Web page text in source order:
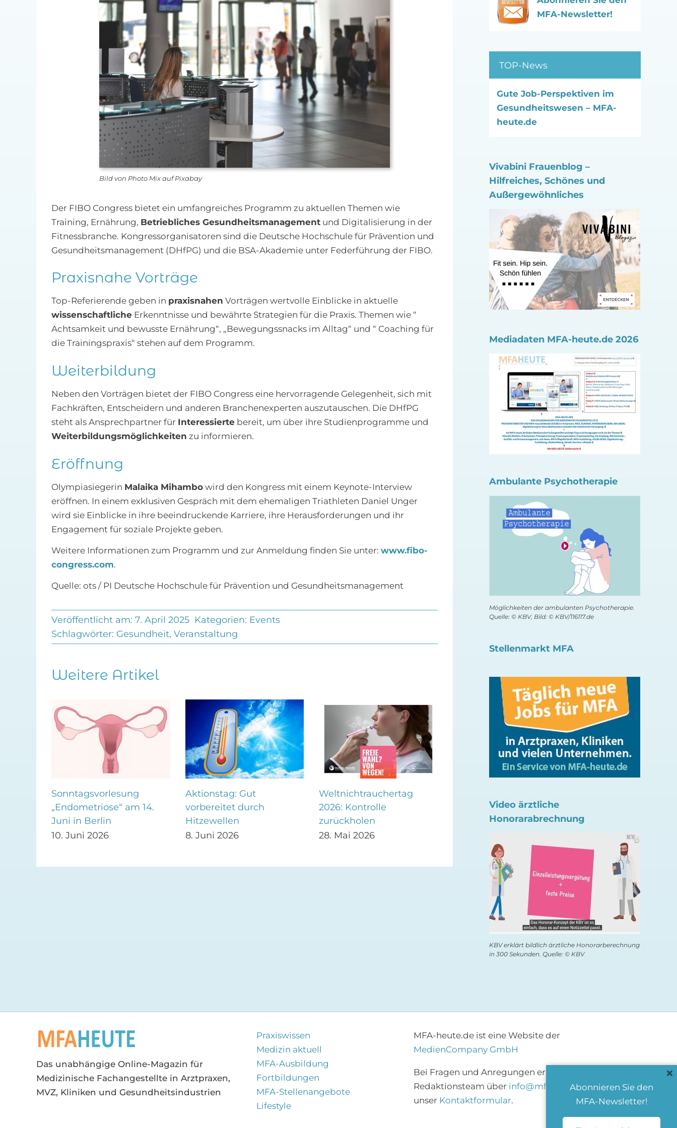
Bild von Photo Mix auf Pixabay
Der FIBO Congress bietet ein umfangreiches Programm zu aktuellen Themen wie
Training, Ernährung, Betriebliches Gesundheitsmanagementund Digitalisierung in der
Fitnessbranche. Kongressorganisatoren sind die Deutsche Hochschule für Prävention und
Gesundheitsmanagement (DHfPG) und die BSA-Akademie unter Federführung der FIBO.
Praxisnahe Vorträge
Top-Referierende geben in praxisnahen Vorträgen wertvolle Einblicke in aktuelle
wissenschaftlicheErkenntnisse und bewährte Strategien für die Praxis. Themen wie “
Achtsamkeit und bewusste Ernährung“, „Bewegungssnacks im Alltag“ und “ Coaching für
die Trainingspraxis“ stehen auf dem Programm.
Weiterbildung
Neben den Vorträgen bietet der FIBO Congress eine hervorragende Gelegenheit, sich mit
Fachkräften, Entscheidern und anderen Branchenexperten auszutauschen. Die DHfPG
steht als Ansprechpartner für Interessiertebereit, um über ihre Studienprogramme und
Weiterbildungsmöglichkeiten zu informieren.
Eröffnung
Olympiasiegerin Malaika Mihambowird den Kongress mit einem Keynote-Interview
eröffnen. In einem exklusiven Gespräch mit dem ehemaligen Triathleten Daniel Unger
wird sie Einblicke in ihre beeindruckende Karriere, ihre Herausforderungen und ihr
Engagement für soziale Projekte geben.
Weitere Informationen zum Programm und zur Anmeldung finden Sie unter: www.fibo-
congress.com.
Quelle: ots / PI Deutsche Hochschule für Prävention und Gesundheitsmanagement
Veröffentlicht am: 7. April 2025 Kategorien: Events
Schlagwörter: Gesundheit, Veranstaltung
Weitere Artikel
Sonntagsvorlesung
„Endometriose“ am 14.
Juni in Berlin
10. Juni 2026
Aktionstag: Gut
vorbereitet durch
Hitzewellen
8. Juni 2026
Weltnichtrauchertag
2026: Kontrolle
zurückholen
28. Mai 2026
zum Weltzuhörtag
16. Juli 2026
MFA-Newsletter!
TOP-News
Gute Job-Perspektiven im
Gesundheitswesen – MFA-
heute.de
Vivabini Frauenblog –
Hilfreiches, Schönes und
Außergewöhnliches
Mediadaten MFA-heute.de 2026
Ambulante Psychotherapie
Möglichkeiten der ambulanten Psychotherapie.
Quelle: © KBV, Bild: © KBV/116117.de
Stellenmarkt MFA
Video ärztliche
Honorarabrechnung
KBV erklärt bildlich ärztliche Honorarberechnung
in 300 Sekunden. Quelle: © KBV
Das unabhängige Online-Magazin für
Medizinische Fachangestellte in Arztpraxen,
MVZ, Kliniken und Gesundheitsindustrien
Praxiswissen
Medizin aktuell
MFA-Ausbildung
Fortbildungen
MFA-Stellenangebote
Lifestyle
MFA-heute.de ist eine Website der
MedienCompany GmbH
Bei Fragen und Anregungen erreichen Sie das
Redaktionsteam über info@mfa-heute.debzw.
unser Kontaktformular.
Abonnieren Sie den
MFA-Newsletter!
×